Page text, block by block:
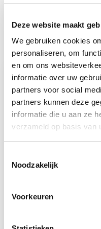
Deze website maakt
We gebruiken cookies
personaliseren, om
en om ons
informatie over uw
partners voor social
partners kunnen deze
informatie die u aan ze
verzameld op basis van
Noodzakelijk
Voorkeuren
Recent bekeken
Roze bouwhelm met
22,00